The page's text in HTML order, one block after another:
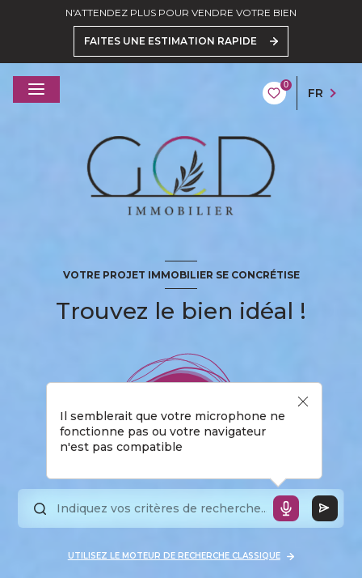
N'ATTENDEZ PLUS POUR VENDRE VOTRE BIEN
FAITES UNE ESTIMATION RAPIDE
0
FR
VOTRE PROJET IMMOBILIER SE CONCRÉTISE
Trouvez le bien idéal !
Il semblerait que votre microphone ne
fonctionne pas ou votre navigateur
n'est pas compatible
UTILISEZ LE MOTEUR DE RECHERCHE CLASSIQUE